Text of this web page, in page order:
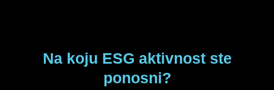
Na koju ESG aktivnost ste
ponosni?